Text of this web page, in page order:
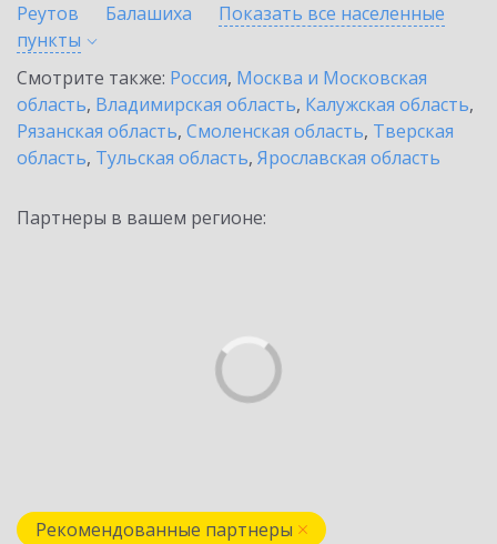
Реутов
Балашиха
Показать все населенные
пункты
Смотрите также: Россия, Москва и Московская
область, Владимирская область, Калужская область,
Рязанская область, Смоленская область, Тверская
область, Тульская область, Ярославская область
Партнеры в вашем регионе:
Рекомендованные партнеры